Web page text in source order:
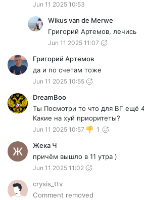
Jun 11 2025 10:53
Wikus van de Merwe
Григорий Артемов, лечись
Jun 11 2025 11:07
Григорий Артемов
да и по счетам тоже
Jun 11 2025 10:55
DreamBoo
Ты Посмотри то что для ВГ ещё
Какие на хуй приоритеты?
Jun 11 2025 10:57 1
Жека Ч
причём вышло в 11 утра )
Jun 11 2025 11:02
crysis_ttv
Comment removed